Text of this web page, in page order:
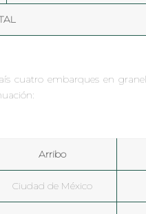
cuatro embarques en
Arribo
Ciudad de México